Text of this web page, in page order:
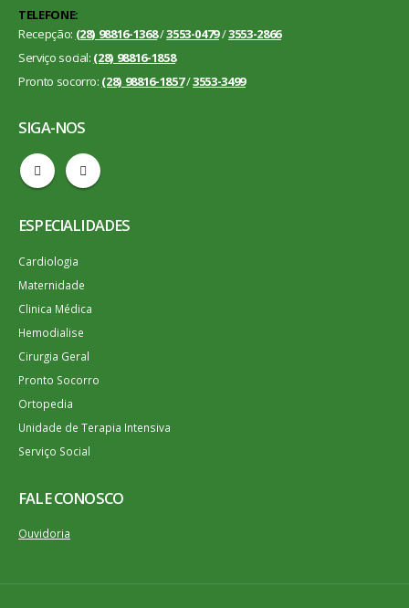
TELEFONE:
Recepção: (28) 98816-1368/3553-0479/3553-2866
Serviço social: (28) 98816-1858
Pronto socorro: (28) 98816-1857/3553-3499
SIGA-NOS
ESPECIALIDADES
Cardiologia
Maternidade
Clinica Médica
Hemodialise
Cirurgia Geral
Pronto Socorro
Ortopedia
Unidade de Terapia Intensiva
Serviço Social
FALE CONOSCO
Ouvidoria